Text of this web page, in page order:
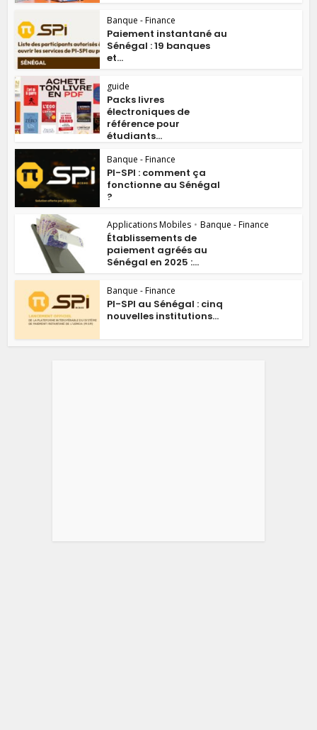
Banque - Finance
Paiement instantané au
Sénégal : 19 banques
et...
guide
Packs livres
électroniques de
référence pour
étudiants...
Banque - Finance
PI-SPI : comment ça
fonctionne au Sénégal
?
Applications Mobiles • Banque - Finance
Établissements de
paiement agréés au
Sénégal en 2025 :...
Banque - Finance
PI-SPI au Sénégal : cinq
nouvelles institutions...